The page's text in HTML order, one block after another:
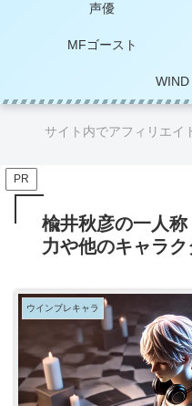
声優
MFゴースト
WIND
サイト内でアフィリエイ
PR
楡井秋彦の一人
力や他のキャラ
ウインブレキャラ